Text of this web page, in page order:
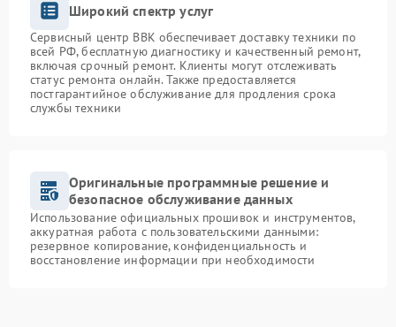
Широкий спектр услуг
Сервисный центр BBK обеспечивает доставку техники по
всей РФ, бесплатную диагностику и качественный ремонт,
включая срочный ремонт. Клиенты могут отслеживать
статус ремонта онлайн. Также предоставляется
постгарантийное обслуживание для продления срока
службы техники
Оригинальные программные решение и
безопасное обслуживание данных
Использование официальных прошивок и инструментов,
аккуратная работа с пользовательскими данными:
резервное копирование, конфиденциальность и
восстановление информации при необходимости